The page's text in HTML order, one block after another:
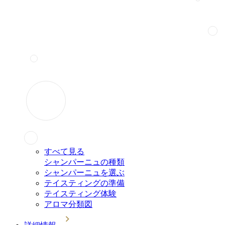
すべて見る
シャンパーニュの種類
シャンパーニュを選ぶ
テイスティングの準備
テイスティング体験
アロマ分類図